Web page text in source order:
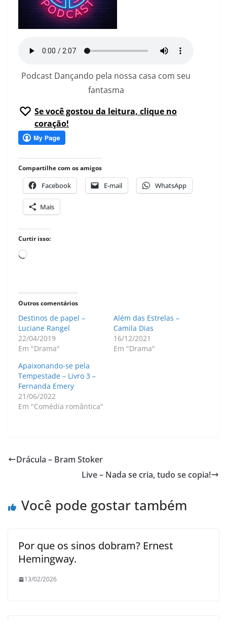
Podcast Dançando pela nossa casa com seu
fantasma
Se você gostou da leitura, clique no
coração!
Compartilhe com os amigos
Facebook E-mail WhatsApp
Mais
Curtir isso:
Carregando...
Outros comentários
Destinos de papel –
Luciane Rangel
22/04/2019
Em "Drama"
Além das Estrelas –
Camila Dias
16/12/2021
Em "Drama"
Apaixonando-se pela
Tempestade – Livro 3 –
Fernanda Emery
21/06/2022
Em "Comédia romântica"
Drácula – Bram Stoker
Live – Nada se cria, tudo se copia!
Você pode gostar também
Por que os sinos dobram? Ernest
Hemingway.
13/02/2026